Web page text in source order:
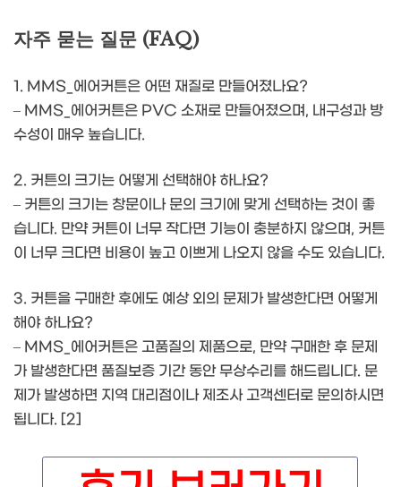
자주 묻는 질문 (FAQ)
1. MMS_에어커튼은 어떤 재질로 만들어졌나요?
– MMS_에어커튼은 PVC 소재로 만들어졌으며, 내구성과 방
수성이 매우 높습니다.
2. 커튼의 크기는 어떻게 선택해야 하나요?
– 커튼의 크기는 창문이나 문의 크기에 맞게 선택하는 것이 좋
습니다. 만약 커튼이 너무 작다면 기능이 충분하지 않으며, 커튼
이 너무 크다면 비용이 높고 이쁘게 나오지 않을 수도 있습니다.
3. 커튼을 구매한 후에도 예상 외의 문제가 발생한다면 어떻게
해야 하나요?
– MMS_에어커튼은 고품질의 제품으로, 만약 구매한 후 문제
가 발생한다면 품질보증 기간 동안 무상수리를 해드립니다. 문
제가 발생하면 지역 대리점이나 제조사 고객센터로 문의하시면
됩니다. [2]